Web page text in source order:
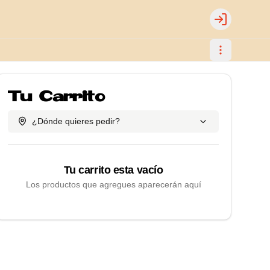
Login
Tu Carrito
¿Dónde quieres pedir?
Tu carrito esta vacío
Los productos que agregues aparecerán aquí